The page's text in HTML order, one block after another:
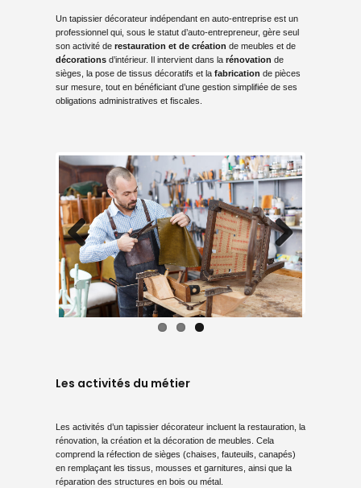
Un tapissier décorateur indépendant en auto-entreprise est un
professionnel qui, sous le statut d’auto-entrepreneur, gère seul
son activité de restauration et de création de meubles et de
décorationsd’intérieur. Il intervient dans la rénovation de
sièges, la pose de tissus décoratifs et la fabrication de pièces
sur mesure, tout en bénéficiant d’une gestion simplifiée de ses
obligations administratives et fiscales.
Previous Next
Les activités du métier
Les activités d’un tapissier décorateur incluent la restauration, la
rénovation, la création et la décoration de meubles. Cela
comprend la réfection de sièges (chaises, fauteuils, canapés)
en remplaçant les tissus, mousses et garnitures, ainsi que la
réparation des structures en bois ou métal.